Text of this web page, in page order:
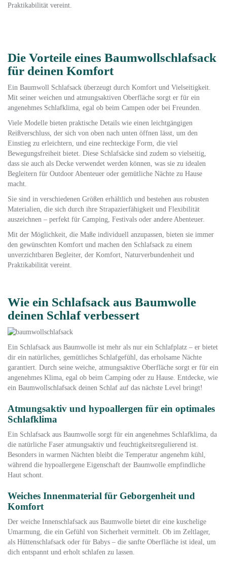
Praktikabilität vereint.
Die Vorteile eines Baumwollschlafsack
für deinen Komfort
Ein Baumwoll Schlafsack überzeugt durch Komfort und Vielseitigkeit.
Mit seiner weichen und atmungsaktiven Oberfläche sorgt er für ein
angenehmes Schlafklima, egal ob beim Campen oder bei Freunden.
Viele Modelle bieten praktische Details wie einen leichtgängigen
Reißverschluss, der sich von oben nach unten öffnen lässt, um den
Einstieg zu erleichtern, und eine rechteckige Form, die viel
Bewegungsfreiheit bietet. Diese Schlafsäcke sind zudem so vielseitig,
dass sie auch als Decke verwendet werden können, was sie zu idealen
Begleitern für Outdoor Abenteuer oder gemütliche Nächte zu Hause
macht.
Sie sind in verschiedenen Größen erhältlich und bestehen aus robusten
Materialien, die sich durch ihre Strapazierfähigkeit und Flexibilität
auszeichnen – perfekt für Camping, Festivals oder andere Abenteuer.
Mit der Möglichkeit, die Maße individuell anzupassen, bieten sie immer
den gewünschten Komfort und machen den Schlafsack zu einem
unverzichtbaren Begleiter, der Komfort, Naturverbundenheit und
Praktikabilität vereint.
Wie ein Schlafsack aus Baumwolle
deinen Schlaf verbessert
Ein Schlafsack aus Baumwolle ist mehr als nur ein Schlafplatz – er bietet
dir ein natürliches, gemütliches Schlafgefühl, das erholsame Nächte
garantiert. Durch seine weiche, atmungsaktive Oberfläche sorgt er für ein
angenehmes Klima, egal ob beim Camping oder zu Hause. Entdecke, wie
ein Baumwollschlafsack deinen Schlaf auf das nächste Level bringt!
Atmungsaktiv und hypoallergen für ein optimales
Schlafklima
Ein Schlafsack aus Baumwolle sorgt für ein angenehmes Schlafklima, da
die natürliche Faser atmungsaktiv und feuchtigkeitsregulierend ist.
Besonders in warmen Nächten bleibt die Temperatur angenehm kühl,
während die hypoallergene Eigenschaft der Baumwolle empfindliche
Haut schont.
Weiches Innenmaterial für Geborgenheit und
Komfort
Der weiche Innenschlafsack aus Baumwolle bietet dir eine kuschelige
Umarmung, die ein Gefühl von Sicherheit vermittelt. Ob im Zeltlager,
als Hüttenschlafsack oder für Babys – die sanfte Oberfläche ist ideal, um
dich entspannt und erholt schlafen zu lassen.